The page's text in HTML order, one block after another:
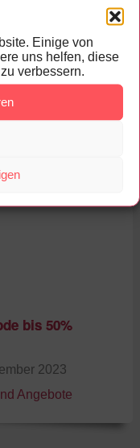
Einige von
uns helfen, diese
verbessern.
Rabatt für
2023
bis 50%
2023
Angebote